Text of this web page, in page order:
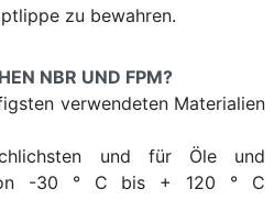
zu bewahren.
NBR UND FPM?
verwendeten Materialien
und für Öle und
von -30 ° C bis + 120 ° C